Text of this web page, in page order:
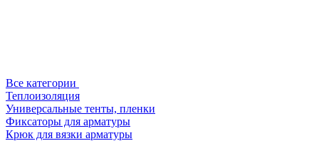
Все категории
Теплоизоляция
Универсальные тенты, пленки
Фиксаторы для арматуры
Крюк для вязки арматуры